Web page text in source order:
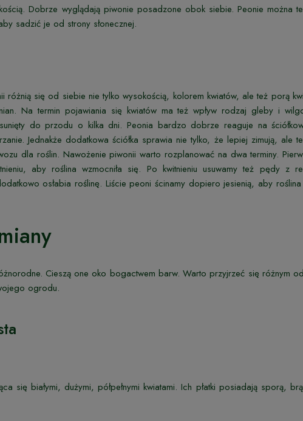
Dobrze wyglądają piwonie posadzone obok siebie. Peonie można
sadzić je od strony słonecznej.
różnią się od siebie nie tylko wysokością, kolorem kwiatów, ale też porą
Na termin pojawiania się kwiatów ma też wpływ rodzaj gleby i
do przodu o kilka dni. Peonia bardzo dobrze reaguje na
Jednakże dodatkowa ściółka sprawia nie tylko, że lepiej zimują,
dla roślin. Nawożenie piwonii warto rozplanować na dwa terminy.
aby roślina wzmocniła się. Po kwitnieniu usuwamy też pędy z
osłabia roślinę. Liście peoni ścinamy dopiero jesienią, aby roślina
Cieszą one oko bogactwem barw. Warto przyjrzeć się różnym
ogrodu.
się białymi, dużymi, półpełnymi kwiatami. Ich płatki posiadają sporą,